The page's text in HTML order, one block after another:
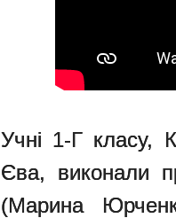
Учні 1-Г класу,
Єва, виконали
(Марина